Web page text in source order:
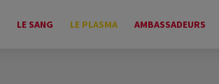
LE SANG LE PLASMA AMBASSADEURS